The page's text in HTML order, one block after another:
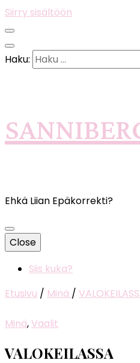
Siirry sisältöön
Haku:
Ehkä Liian Epäkorrekti?
Close
Siis kuka?
Etusivu / Minä /
Minä,Vaalit
VALOKEILASSA